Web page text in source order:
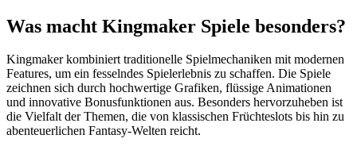
Was macht Kingmaker Spiele besonders?
Kingmaker kombiniert traditionelle Spielmechaniken mit modernen
Features, um ein fesselndes Spielerlebnis zu schaffen. Die Spiele
zeichnen sich durch hochwertige Grafiken, flüssige Animationen
und innovative Bonusfunktionen aus. Besonders hervorzuheben ist
die Vielfalt der Themen, die von klassischen Früchteslots bis hin zu
abenteuerlichen Fantasy-Welten reicht.